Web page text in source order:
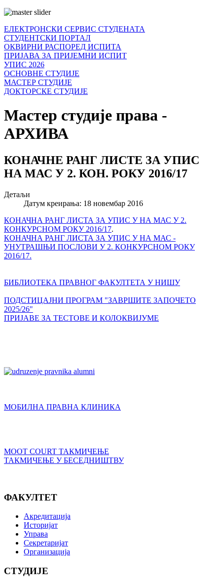
ЕЛЕКТРОНСКИ СЕРВИС СТУДЕНАТА
СТУДЕНТСКИ ПОРТАЛ
ОКВИРНИ РАСПОРЕД ИСПИТА
ПРИЈАВА ЗА ПРИЈЕМНИ ИСПИТ
УПИС 2026
ОСНОВНЕ СТУДИЈЕ
МАСТЕР СТУДИЈЕ
ДОКТОРСКЕ СТУДИЈЕ
Мастер студије права -
АРХИВА
КОНАЧНЕ РАНГ ЛИСТЕ ЗА УПИС
НА МАС У 2. КОН. РОКУ 2016/17
Детаљи
Датум креирања: 18 новембар 2016
КОНАЧНА РАНГ ЛИСТА ЗА УПИС У НА МАС У 2.
КОНКУРСНОМ РОКУ 2016/17.
КОНАЧНА РАНГ ЛИСТА ЗА УПИС У НА МАС -
УНУТРАШЊИ ПОСЛОВИ У 2. КОНКУРСНОМ РОКУ
2016/17.
БИБЛИОТЕКА ПРАВНОГ ФАКУЛТЕТА У НИШУ
ПОДСТИЦАЈНИ ПРОГРАМ "ЗАВРШИТЕ ЗАПОЧЕТО
2025/26"
ПРИЈАВЕ ЗА ТЕСТОВЕ И КОЛОКВИЈУМЕ
МОБИЛНА ПРАВНА КЛИНИКА
MOOT COURT ТАКМИЧЕЊЕ
ТАКМИЧЕЊЕ У БЕСЕДНИШТВУ
ФАКУЛТЕТ
Акредитација
Историјат
Управа
Секретаријат
Организација
СТУДИЈЕ